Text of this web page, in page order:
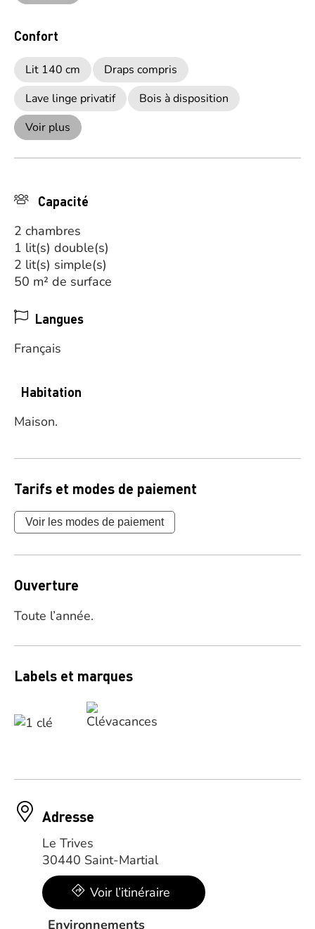
Confort
Lit 140 cm
Draps compris
Lave linge privatif
Bois à disposition
Voir plus
Capacité
2 chambres
1 lit(s) double(s)
2 lit(s) simple(s)
50 m² de surface
Langues
Français
Habitation
Maison.
Tarifs et modes de paiement
Voir les modes de paiement
Ouverture
Toute l’année.
Labels et marques
Adresse
Le Trives
30440 Saint-Martial
Voir l’itinéraire
Environnements